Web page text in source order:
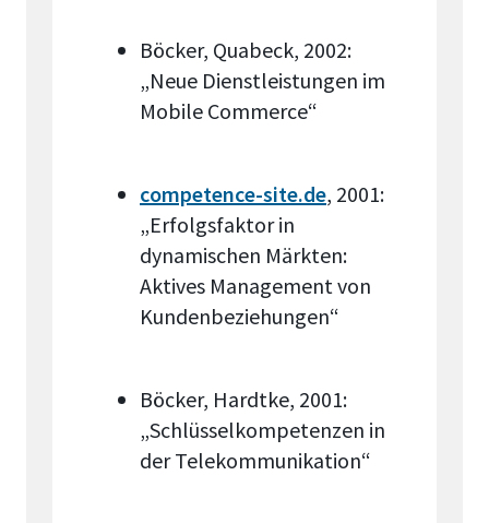
Böcker, Quabeck, 2002:
„Neue Dienstleistungen im
Mobile Commerce“
competence-site.de, 2001:
„Erfolgsfaktor in
dynamischen Märkten:
Aktives Management von
Kundenbeziehungen“
Böcker, Hardtke, 2001:
„Schlüsselkompetenzen in
der Telekommunikation“